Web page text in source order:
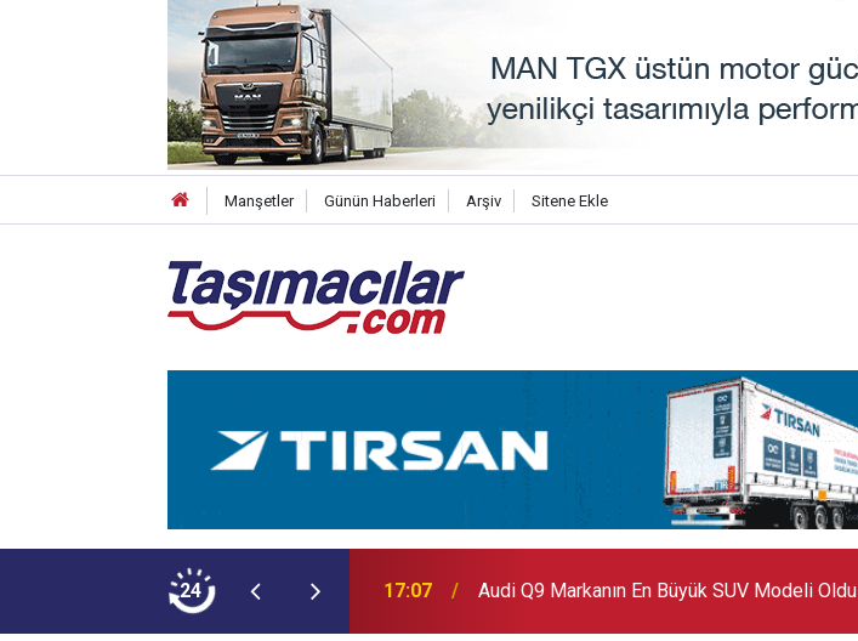
Manşetler Günün Haberleri Arşiv Sitene Ekle
24
NEOPLAN Skyliner Ekledi 17:07 Audi Q9 Markanın En Büyük SUV Modeli Oldu